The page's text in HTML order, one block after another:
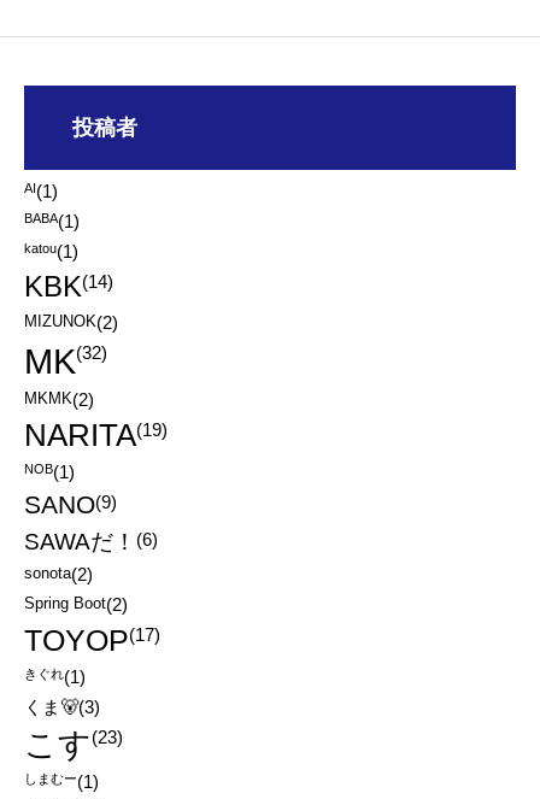
投稿者
AI(1)
BABA(1)
katou(1)
KBK(14)
MIZUNOK(2)
MK(32)
MKMK(2)
NARITA(19)
NOB(1)
SANO(9)
SAWAだ！ (6)
sonota(2)
Spring Boot(2)
TOYOP(17)
きぐれ(1)
くま🐻(3)
こす(23)
しまむー(1)